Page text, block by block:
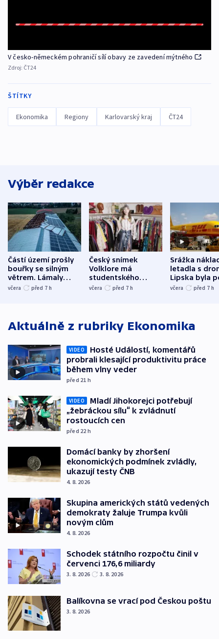
V česko-německém pohraničí sílí obavy ze zavedení mýtného
Zdroj: ČT24
ŠTÍTKY
Ekonomika Regiony Karlovarský kraj ČT24
Výběr redakce
Částí území prošly
bouřky se silným
větrem. Lámaly
stromy a poničily
včera před 7 h
Český snímek
Volklore má
studentského
Oscara, zabojuje o
včera před 7 h
Srážka
letadla s
Lipska byla
německého
včera před 7 h
Aktuálně z rubriky Ekonomika
VIDEO
Hosté Událostí, komentářů
probrali klesající produktivitu práce
během vlny veder
před 21 h
VIDEO
Mladí Jihokorejci potřebují
„žebráckou sílu“ k zvládnutí
rostoucích cen
před 22 h
Domácí banky by zhoršení
ekonomických podmínek zvládly,
ukazují testy ČNB
4. 8. 2026
Skupina amerických států vedených
demokraty žaluje Trumpa kvůli
novým clům
4. 8. 2026
Schodek státního rozpočtu činil v
červenci 176,6 miliardy
3. 8. 2026 3. 8. 2026
Balíkovna se vrací pod Českou poštu
3. 8. 2026